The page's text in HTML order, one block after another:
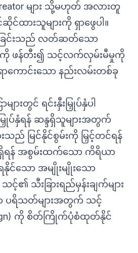
များ သို့မဟုတ် အလားတူ
ားသူများကို ရှာဖွေပါ။
ခြင်းသည် လတ်ဆတ်သော
းကို ဖန်တီး၍ သင့်လက်လှမ်းမီမှုကို
ာကောင်းသော နည်းလမ်းတစ်ခု
များတွင် ရင်းနှီးမြှုပ်နှံပါ
ြှုပ်နှံရန် ဆန္ဒရှိသူများအတွက်
ားသည် မြင်နိုင်စွမ်းကို မြှင့်တင်ရန်
ရရှိရန် အစွမ်းထက်သော ကိရိယာ
င်သော အမျိုးမျိုးသော
သင့်၏ သီးခြားရည်မှန်းချက်များ
ပရိသတ်များအတွက် သင့်
ကို စိတ်ကြိုက်ပုံစံထုတ်နိုင်